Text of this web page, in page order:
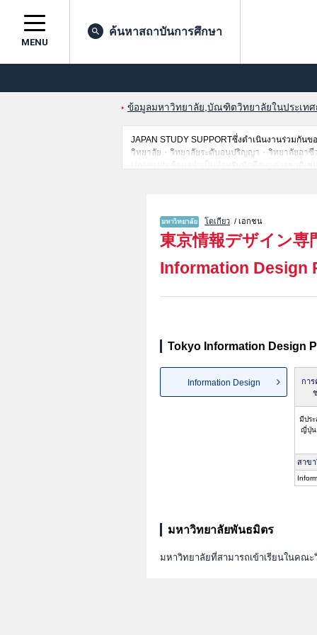
MENU
ค้นหาสถาบันการศึกษา
ข้อมูลมหาวิทยาลัย,บัณฑิตวิทยาลัยในประเท
JAPAN STUDY SUPPORTซึ่งดำเนินงานร่วมกั
วิทยาลัย・วิทยาลัยระดับอนุปริญญา・วิทยาลัยอาชี
University,ข้อมูลจำเป็นสำหรับนักศึกษาต่างชาติ
โตเกียว / เอกชน
東京情報デザイン専
Information Design
Tokyo Information Design
Information Design
การ
มีปร
ญี่ปุ่น
สาข
มหาวิทยาลัยพันธมิตร
มหาวิทยาลัยที่สามารถเข้าเรียนในคณะ